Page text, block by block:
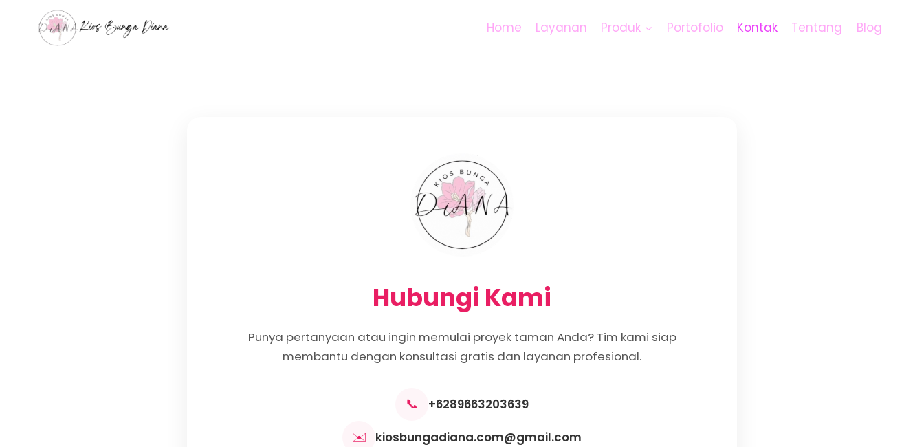
Home Layanan Produk Portofolio Kontak Tentang Blog
Hubungi Kami
Punya pertanyaan atau ingin memulai proyek taman Anda? Tim kami siap
membantu dengan konsultasi gratis dan layanan profesional.
📞 +6289663203639
✉️ kiosbungadiana.com@gmail.com